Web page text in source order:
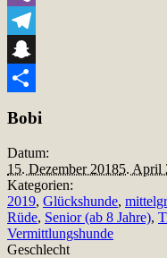
Viber
Telegram
Snapchat
Bobi
Datum:
15. Dezember 20185. April
Kategorien:
2019, Glückshunde,
Rüde, Senior (ab 8 Jahre),
Vermittlungshunde
Geschlecht